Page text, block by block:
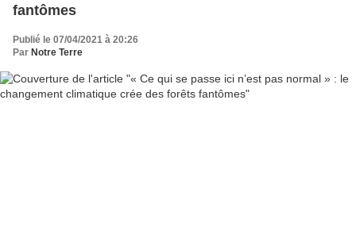
fantômes
Publié le 07/04/2021 à 20:26
Par Notre Terre